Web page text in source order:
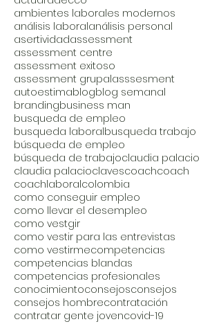
ambientes laborales modernos
análisis laboralanálisis personal
asertividadassessment
assessment centre
assessment exitoso
assessment grupalasssesment
autoestimablogblog semanal
brandingbusiness man
busqueda de empleo
busqueda laboralbusqueda trabajo
búsqueda de empleo
búsqueda de trabajoclaudia palacio
claudia palacioclavescoachcoach
coachlaboralcolombia
como conseguir empleo
como llevar el desempleo
como vestgir
como vestir para las entrevistas
como vestirmecompetencias
competencias blandas
competencias profesionales
conocimientoconsejosconsejos
consejos hombrecontratación
contratar gente jovencovid-19